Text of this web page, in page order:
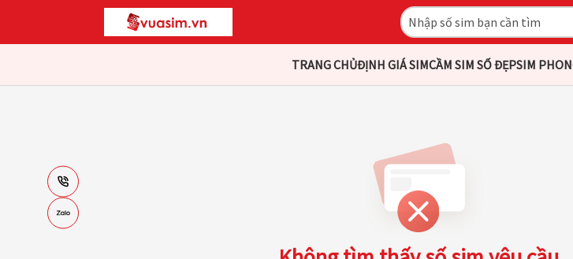
TRANG CHỦĐỊNH GIÁ SIMCẦM SIM SỐ ĐẸPSIM